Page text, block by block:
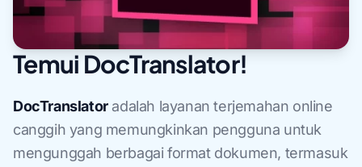
Temui DocTranslator!
DocTranslatoradalah layanan terjemahan online
canggih yang memungkinkan pengguna untuk
mengunggah berbagai format dokumen, termasuk